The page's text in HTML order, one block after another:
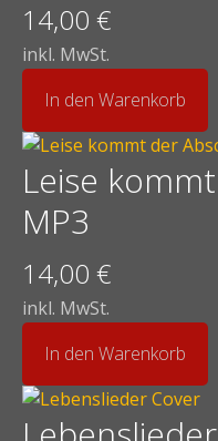
14,00 €
inkl. MwSt.
In den Warenkorb
Leise
MP3
14,00 €
inkl. MwSt.
In den Warenkorb